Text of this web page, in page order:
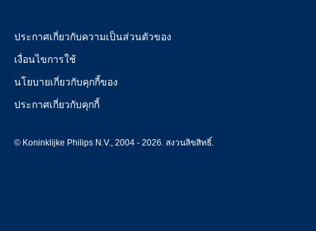
ประกาศเกี่ยวกับความเป็นส่วนตัวของ
เงื่อนไขการใช้
นโยบายเกี่ยวกับคุกกี้ของ
ประกาศเกี่ยวกับคุกกี้
© Koninklijke Philips N.V., 2004 - 2026. สงวนลิขสิทธิ์.